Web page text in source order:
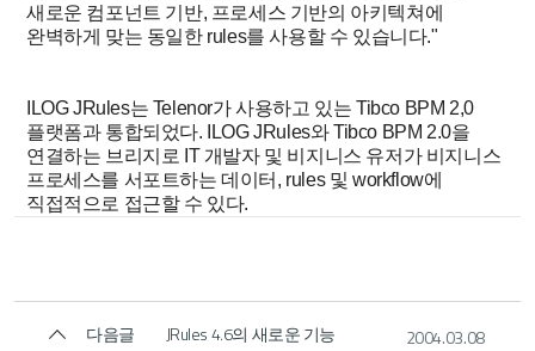
새로운 컴포넌트 기반, 프로세스 기반의 아키텍쳐에
완벽하게 맞는 동일한 rules를 사용할 수 있습니다."
ILOG JRules는 Telenor가 사용하고 있는 Tibco BPM 2,0
플랫폼과 통합되었다. ILOG JRules와 Tibco BPM 2.0을
연결하는 브리지로 IT 개발자 및 비지니스 유저가 비지니스
프로세스를 서포트하는 데이터, rules 및 workflow에
직접적으로 접근할 수 있다.
다음글 JRules 4.6의 새로운 기능 2004.03.08